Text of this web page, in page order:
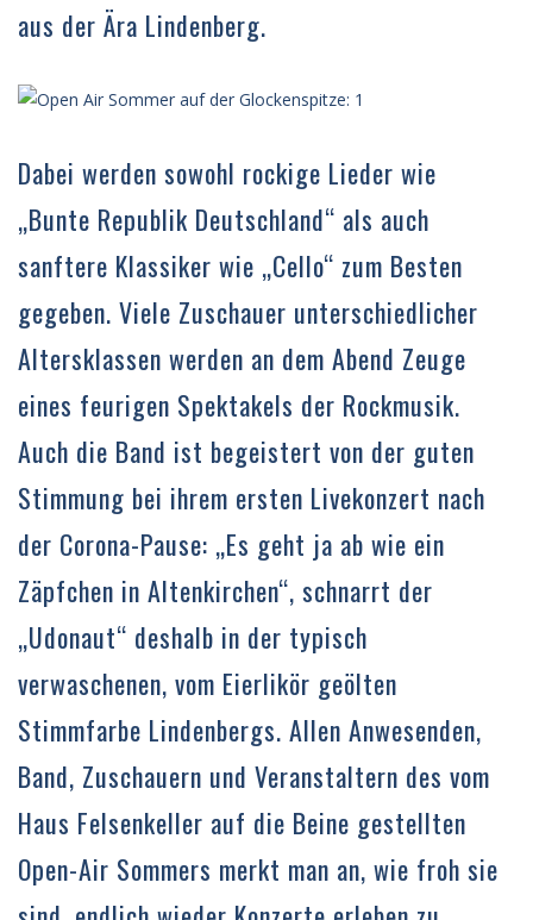
aus der Ära Lindenberg.
Dabei werden sowohl rockige Lieder wie
„Bunte Republik Deutschland“ als auch
sanftere Klassiker wie „Cello“ zum Besten
gegeben. Viele Zuschauer unterschiedlicher
Altersklassen werden an dem Abend Zeuge
eines feurigen Spektakels der Rockmusik.
Auch die Band ist begeistert von der guten
Stimmung bei ihrem ersten Livekonzert nach
der Corona-Pause: „Es geht ja ab wie ein
Zäpfchen in Altenkirchen“, schnarrt der
„Udonaut“ deshalb in der typisch
verwaschenen, vom Eierlikör geölten
Stimmfarbe Lindenbergs. Allen Anwesenden,
Band, Zuschauern und Veranstaltern des vom
Haus Felsenkeller auf die Beine gestellten
Open-Air Sommers merkt man an, wie froh sie